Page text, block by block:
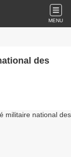
MENU
des